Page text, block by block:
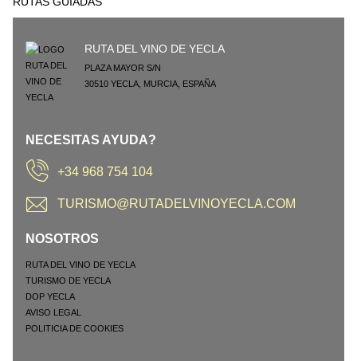
RUTA DEL VINO DE YECLA
PLAZA MAYOR S/N
30510 YECLA MURCIA ESPAÑA
NECESITAS AYUDA?
+34 968 754 104
TURISMO@RUTADELVINOYECLA.COM
NOSOTROS
RUTA DEL VINO DE YECLA
TURISMO DE YECLA
DOP YECLA
AVISO LEGAL
POLITICIA DE COOKIES